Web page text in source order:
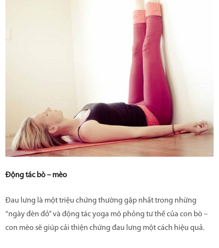
Động tác bò – mèo
Đau lưng là một triệu chứng thường gặp nhất trong những
“ngày đèn đỏ” và động tác yoga mô phỏng tư thế của con bò –
con mèo sẽ giúp cải thiện chứng đau lưng một cách hiệu quả.